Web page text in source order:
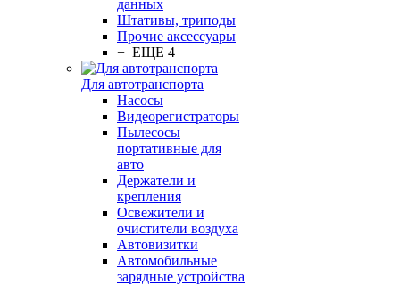
данных
Штативы, триподы
Прочие аксессуары
+ ЕЩЕ 4
Для автотранспорта
Насосы
Видеорегистраторы
Пылесосы
портативные для
авто
Держатели и
крепления
Освежители и
очистители воздуха
Автовизитки
Автомобильные
зарядные устройства